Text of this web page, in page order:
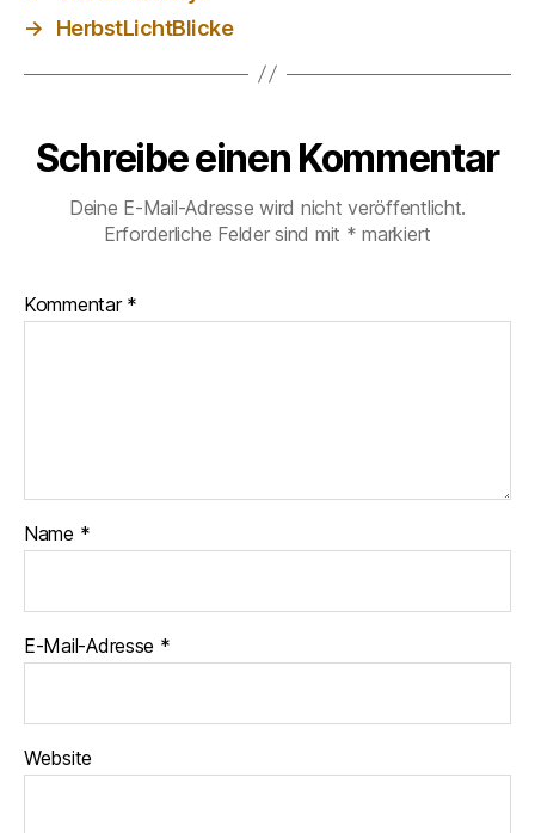
→
HerbstLichtBlicke
Schreibe einen Kommentar
Deine E-Mail-Adresse wird nicht veröffentlicht.
Erforderliche Felder sind mit * markiert
Kommentar *
Name *
E-Mail-Adresse *
Website